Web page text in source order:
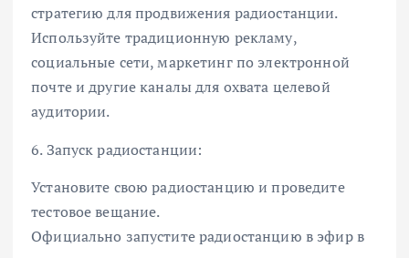
стратегию для продвижения радиостанции.
Используйте традиционную рекламу,
социальные сети, маркетинг по электронной
почте и другие каналы для охвата целевой
аудитории.
6. Запуск радиостанции:
Установите свою радиостанцию и проведите
тестовое вещание.
Официально запустите радиостанцию в эфир в